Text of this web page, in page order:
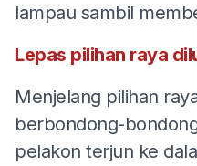
lampau sambil
Lepas pilihan raya
Menjelang pilihan
berbondong-
pelakon terjun ke